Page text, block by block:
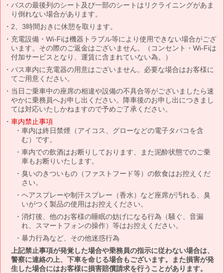
バスの最後列のシート及び一部のシートはリクライニングがあま
り倒れない場合があります。
2、3時間おきに休憩を取ります。
充電設備・Wi-Fiは機器トラブル等により使用できない場合がござ
います。その際のご返金はございません。（コンセント・Wi-Fiは
付加サービスとなり、運賃に含まれていない為。）
バス車内に充電器の用意はございません。必要な場合はお客様に
てご用意ください。
当日ご乗車中の座席の相違や設備の不具合等がございましたら速
やかに乗務員へお申し出ください。降車後のお申し出につきまし
ては対応いたしかねますので予めご了承ください。
車内禁止事項
車内は終日禁煙（アイコス、グローなどの電子タバコを含
む）です。
車内での飲酒はお断りしております、また泥酔状態でのご乗
車もお断りいたします。
臭いのきついもの（ファストフード等）の飲食はお控えくだ
さい。
ヘアスプレーや制汗スプレー（香水）など座席が汚れる、臭
いがつく製品の使用はお控えください。
消灯後、他のお客様の睡眠の妨げになる行為（騒ぐ、音漏
れ、スマートフォンの操作）等はお控えください。
暴力行為など、その他迷惑行為
上記禁止事項が発覚した場合や乗務員の指示に従わない場合は、
警察に連絡の上、下車を命じる場合もございます。また損害が発
生した場合にはお客様に損害賠償請求を行うことがあります。